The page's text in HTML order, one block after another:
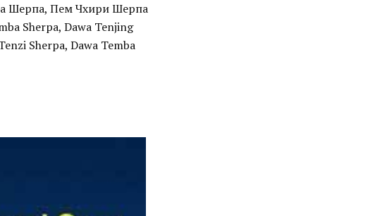
Шерпа, Пем Чхири Шерпа
Sherpa, Dawa Tenjing
Sherpa, Dawa Temba